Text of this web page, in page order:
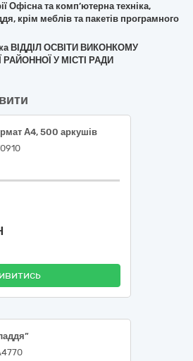
Офісна та комп’ютерна техніка,
крім меблів та пакетів програмного
ВІДДІЛ ОСВІТИ ВИКОНКОМУ
У МІСТІ РАДИ
А4, 500 аркушів